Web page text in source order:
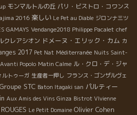
モンマルトルの丘 パリ・ビストロ・コワンス
2016 楽しい Le Pet au Diable ジロンナ三ツ
GAMAYS Vendange2018 Philippe Pacalet chef
クレアシオン ドメーヌ・エリック・カム カ
2017 Pet Nat Méditerranée Nuits Saint-
Avanti Popolo Matin Calme ル・クロ・デ・ジャ
ルトゥーガ 生産者一押し フランス・ゴンザルヴェ
Groupe STC Baton Itagaki san パルティー
Aux Amis des Vins Ginza Bistrot VIvienne
Le Petit Domaine Olivier Cohen